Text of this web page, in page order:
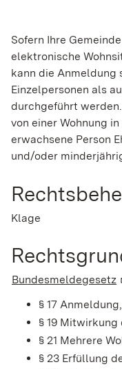
Sofern Ihre
elektronische
kann die Anmeldung
Einzelpersonen als
durchgeführt
von einer Wohnung
erwachsene Person
und/oder
Klage
Bundesmeldegesetz
§ 17
§ 19
§ 21 Mehrere
§ 23 Erfüllung